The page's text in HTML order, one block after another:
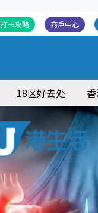
商戶中心
卡攻略
18区好去处